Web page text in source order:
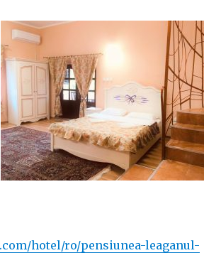
hotel/ro/pensiunea-leaganul-